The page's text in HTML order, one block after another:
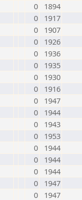
0
1894
0
1917
0
1907
0
1926
0
1936
0
1935
0
1930
0
1916
0
1947
0
1944
0
1943
0
1953
0
1944
0
1944
0
1944
0
1947
0
1947